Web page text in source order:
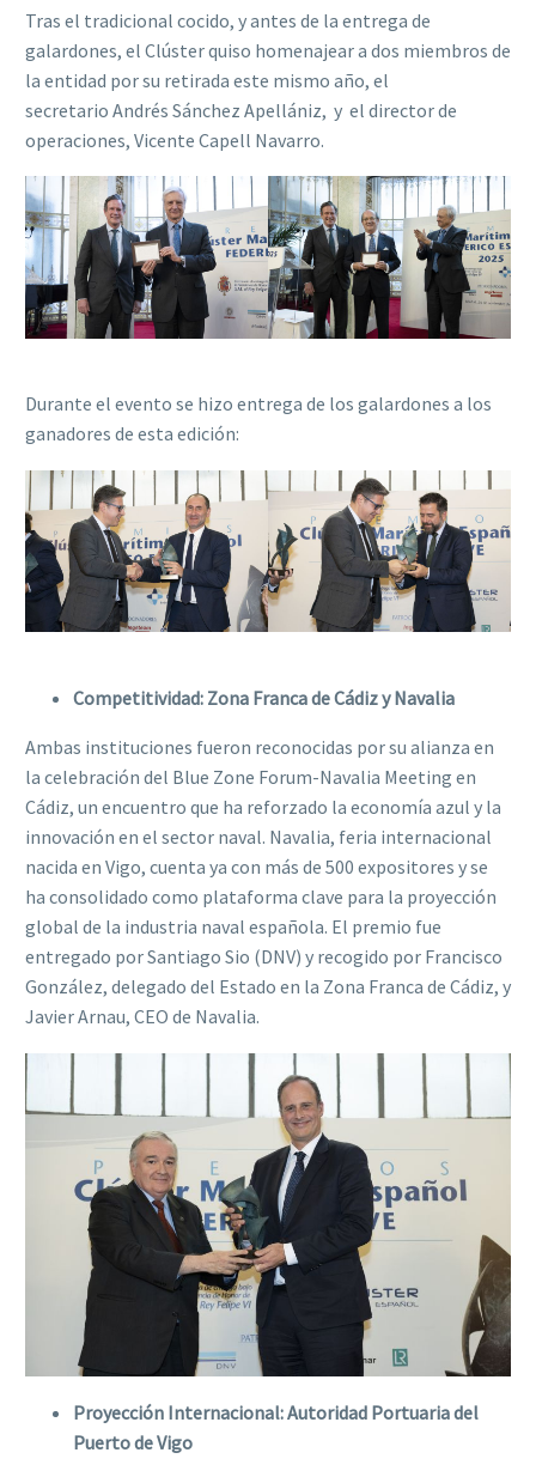
Tras el tradicional cocido, y antes de la entrega de
galardones, el Clúster quiso homenajear a dos miembros de
la entidad por su retirada este mismo año, el
secretario Andrés Sánchez Apellániz, y el director de
operaciones, Vicente Capell Navarro.
Durante el evento se hizo entrega de los galardones a los
ganadores de esta edición:
Competitividad: Zona Franca de Cádiz y Navalia
Ambas instituciones fueron reconocidas por su alianza en
la celebración del Blue Zone Forum-Navalia Meeting en
Cádiz, un encuentro que ha reforzado la economía azul y la
innovación en el sector naval. Navalia, feria internacional
nacida en Vigo, cuenta ya con más de 500 expositores y se
ha consolidado como plataforma clave para la proyección
global de la industria naval española. El premio fue
entregado por Santiago Sio (DNV) y recogido por Francisco
González, delegado del Estado en la Zona Franca de Cádiz, y
Javier Arnau, CEO de Navalia.
Proyección Internacional: Autoridad Portuaria del
Puerto de Vigo